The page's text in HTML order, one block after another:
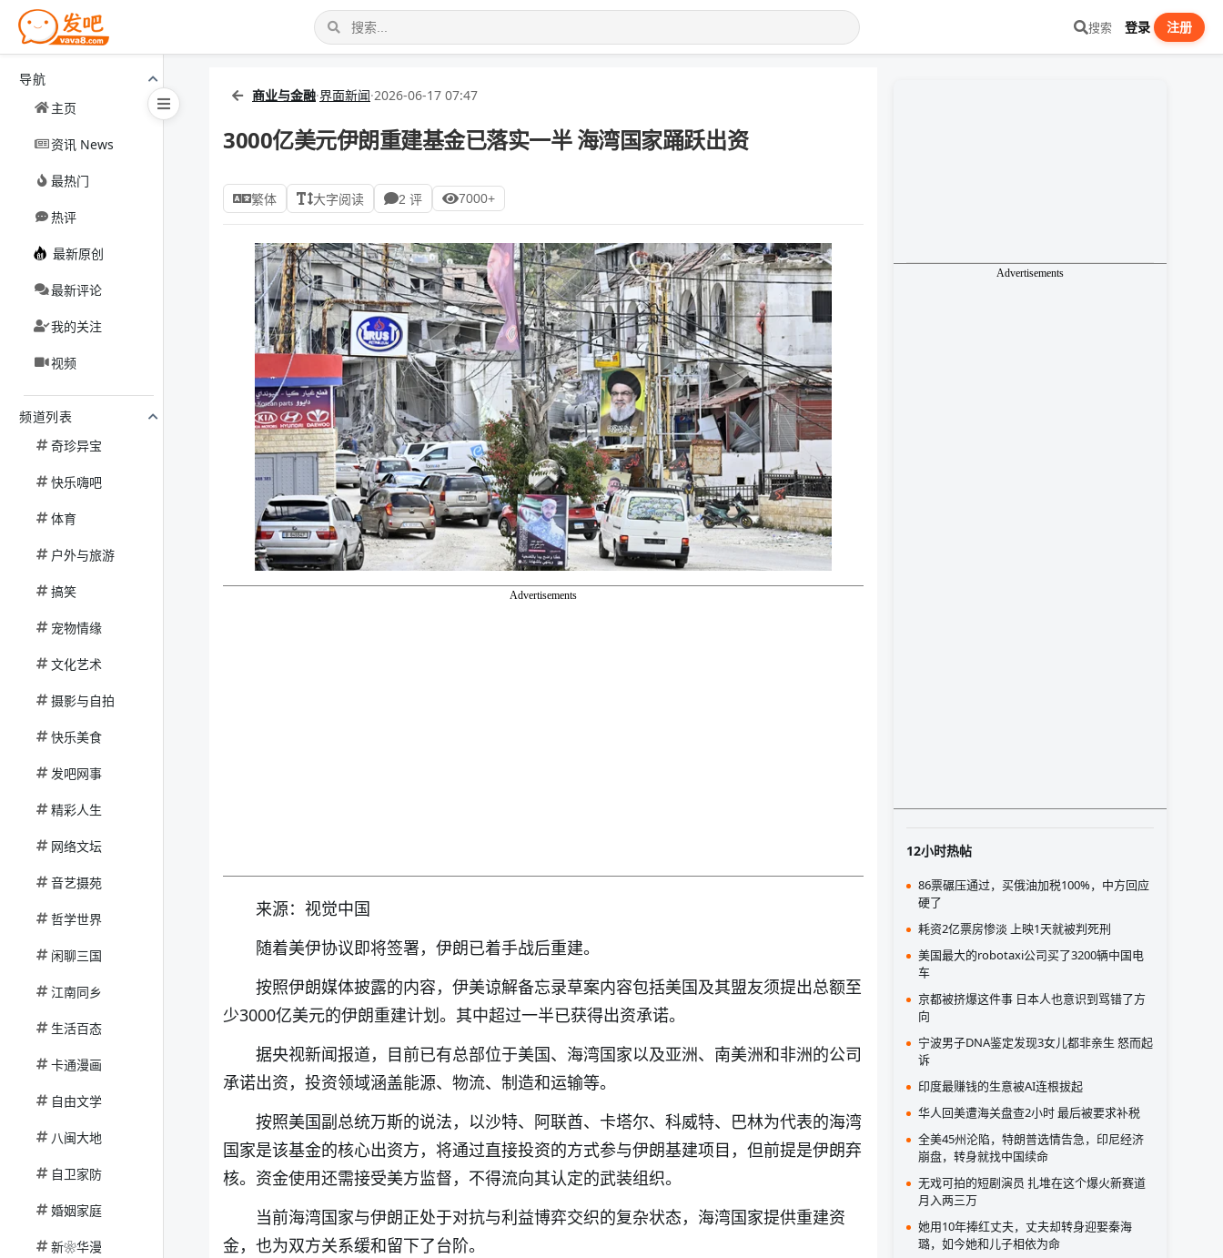
搜索 登录 注册
导航
主页
资讯 News
最热门
热评
最新原创
最新评论
我的关注
视频
频道列表
奇珍异宝
快乐嗨吧
体育
户外与旅游
搞笑
宠物情缘
文化艺术
摄影与自拍
快乐美食
发吧网事
精彩人生
网络文坛
音艺摄苑
哲学世界
闲聊三国
江南同乡
生活百态
卡通漫画
自由文学
八闽大地
自卫家防
婚姻家庭
新❀华漫
商业与金融·界面新闻·2026-06-17 07:47
3000亿美元伊朗重建基金已落实一半 海湾国家踊跃出资
繁体 大字阅读 2 评 7000+
Advertisements
来源：视觉中国
随着美伊协议即将签署，伊朗已着手战后重建。
按照伊朗媒体披露的内容，伊美谅解备忘录草案内容包括美国及其盟友须提出总额至
少3000亿美元的伊朗重建计划。其中超过一半已获得出资承诺。
据央视新闻报道，目前已有总部位于美国、海湾国家以及亚洲、南美洲和非洲的公司
承诺出资，投资领域涵盖能源、物流、制造和运输等。
按照美国副总统万斯的说法，以沙特、阿联酋、卡塔尔、科威特、巴林为代表的海湾
国家是该基金的核心出资方，将通过直接投资的方式参与伊朗基建项目，但前提是伊朗弃
核。资金使用还需接受美方监督，不得流向其认定的武装组织。
当前海湾国家与伊朗正处于对抗与利益博弈交织的复杂状态，海湾国家提供重建资
金，也为双方关系缓和留下了台阶。
Advertisements
12小时热帖
86票碾压通过，买俄油加税100%，中方回应
硬了
耗资2亿票房惨淡 上映1天就被判死刑
美国最大的robotaxi公司买了3200辆中国电
车
京都被挤爆这件事 日本人也意识到骂错了方
向
宁波男子DNA鉴定发现3女儿都非亲生 怒而起
诉
印度最赚钱的生意被AI连根拔起
华人回美遭海关盘查2小时 最后被要求补税
全美45州沦陷，特朗普选情告急，印尼经济
崩盘，转身就找中国续命
无戏可拍的短剧演员 扎堆在这个爆火新赛道
月入两三万
她用10年捧红丈夫，丈夫却转身迎娶秦海
璐，如今她和儿子相依为命